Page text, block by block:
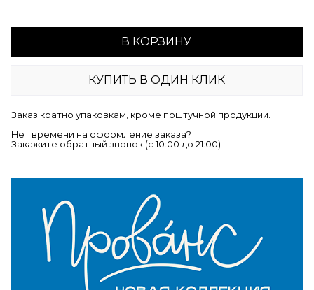
В КОРЗИНУ
КУПИТЬ В ОДИН КЛИК
Заказ кратно упаковкам, кроме поштучной продукции.
Нет времени на оформление заказа?
Закажите обратный звонок (c 10:00 до 21:00)